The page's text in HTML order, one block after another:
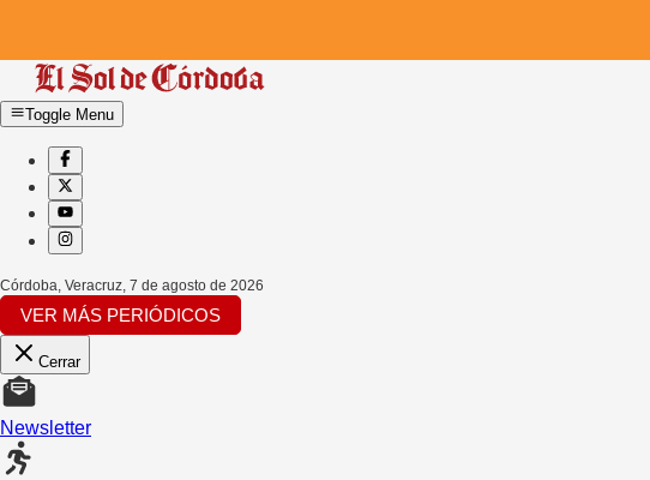
Toggle Menu
Córdoba, Veracruz 7 de agosto de 2026
VER MÁS PERIÓDICOS
Cerrar
Newsletter